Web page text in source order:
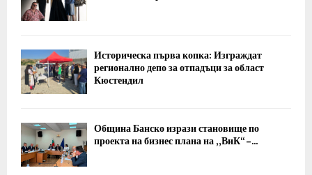
Историческа първа копка: Изграждат
регионално депо за отпадъци за област
Кюстендил
Община Банско изрази становище по
проекта на бизнес плана на „ВиК“ –...